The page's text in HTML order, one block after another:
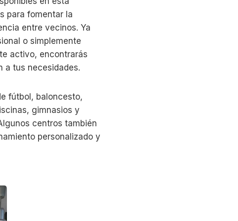
para fomentar la
entre vecinos. Ya
o simplemente
activo, encontrarás
a tus necesidades.
fútbol, baloncesto,
gimnasios y
centros también
personalizado y